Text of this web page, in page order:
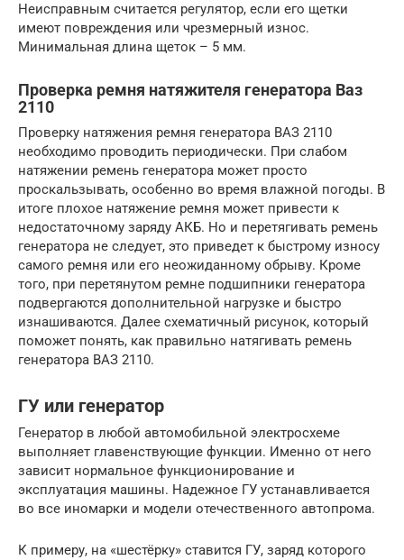
Неисправным считается регулятор, если его щетки
имеют повреждения или чрезмерный износ.
Минимальная длина щеток – 5 мм.
Проверка ремня натяжителя генератора Ваз
2110
Проверку натяжения ремня генератора ВАЗ 2110
необходимо проводить периодически. При слабом
натяжении ремень генератора может просто
проскальзывать, особенно во время влажной погоды. В
итоге плохое натяжение ремня может привести к
недостаточному заряду АКБ. Но и перетягивать ремень
генератора не следует, это приведет к быстрому износу
самого ремня или его неожиданному обрыву. Кроме
того, при перетянутом ремне подшипники генератора
подвергаются дополнительной нагрузке и быстро
изнашиваются. Далее схематичный рисунок, который
поможет понять, как правильно натягивать ремень
генератора ВАЗ 2110.
ГУ или генератор
Генератор в любой автомобильной электросхеме
выполняет главенствующие функции. Именно от него
зависит нормальное функционирование и
эксплуатация машины. Надежное ГУ устанавливается
во все иномарки и модели отечественного автопрома.
К примеру, на «шестёрку» ставится ГУ, заряд которого